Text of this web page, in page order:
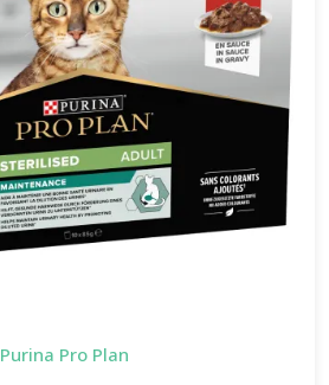
Purina Pro Plan